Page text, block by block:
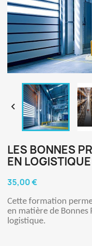

LES BONNES
EN
35,00 €
Cette formation
en matière de Bonnes
logistique.